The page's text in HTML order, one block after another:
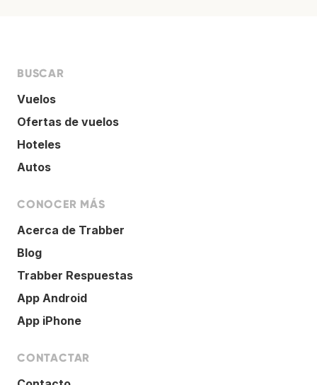
BUSCAR
Vuelos
Ofertas de vuelos
Hoteles
Autos
CONOCER MÁS
Acerca de Trabber
Blog
Trabber Respuestas
App Android
App iPhone
CONTACTAR